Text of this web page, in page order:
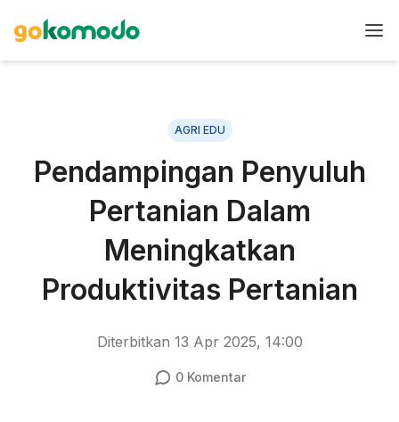
AGRI EDU
Pendampingan Penyuluh
Pertanian Dalam
Meningkatkan
Produktivitas Pertanian
Diterbitkan 13 Apr 2025, 14:00
0Komentar